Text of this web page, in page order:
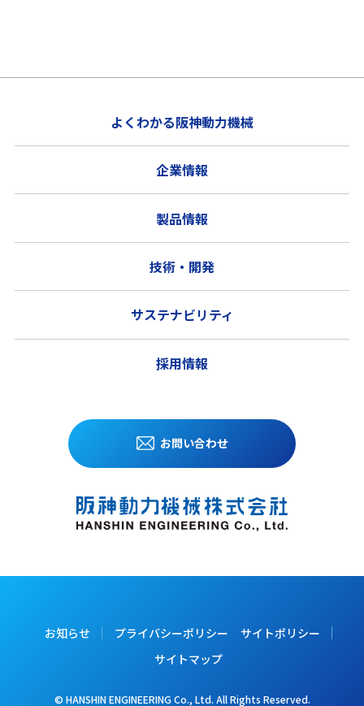
お問い合わせ
よくわかる阪神動力機械
企業情報
製品情報
技術・開発
サステナビリティ
採用情報
お知らせ プライバシーポリシー
サイトポリシー
サイトマップ
© HANSHIN ENGINEERING Co., Ltd. All Rights Reserved.